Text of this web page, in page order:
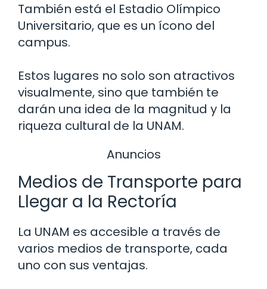
También está el Estadio Olímpico
Universitario, que es un ícono del
campus.
Estos lugares no solo son atractivos
visualmente, sino que también te
darán una idea de la magnitud y la
riqueza cultural de la UNAM.
Anuncios
Medios de Transporte para
Llegar a la Rectoría
La UNAM es accesible a través de
varios medios de transporte, cada
uno con sus ventajas.